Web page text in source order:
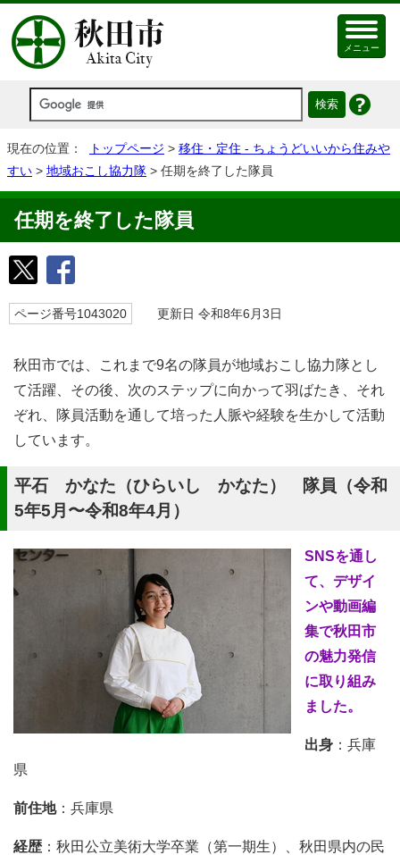
メニュー
現在の位置： トップページ > 移住・定住 - ちょうどいいから住みや
すい > 地域おこし協力隊 > 任期を終了した隊員
任期を終了した隊員
ページ番号1043020 更新日 令和8年6月3日
秋田市では、これまで9名の隊員が地域おこし協力隊とし
て活躍、その後、次のステップに向かって羽ばたき、それ
ぞれ、隊員活動を通して培った人脈や経験を生かして活動
しています。
平石 かなた（ひらいし かなた） 隊員（令和
5年5月〜令和8年4月）
SNSを通し
て、デザイ
ンや動画編
集で秋田市
の魅力発信
に取り組み
ました。
出身 ：兵庫
県
前住地：兵庫県
経歴 ：秋田公立美術大学卒業（第一期生）、秋田県内の民